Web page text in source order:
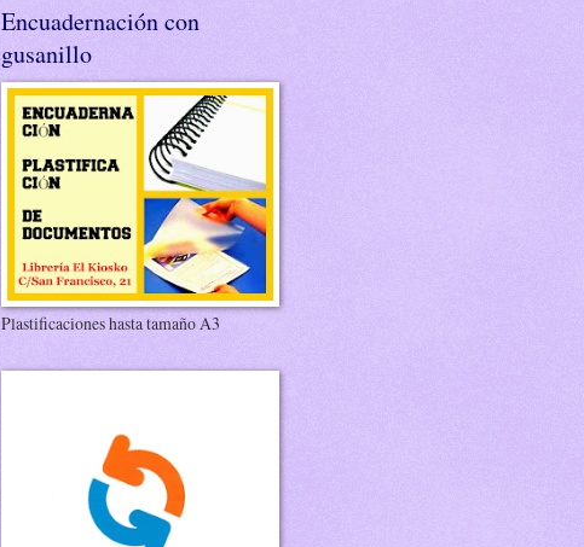
Encuadernación con
gusanillo
Plastificaciones hasta tamaño A3